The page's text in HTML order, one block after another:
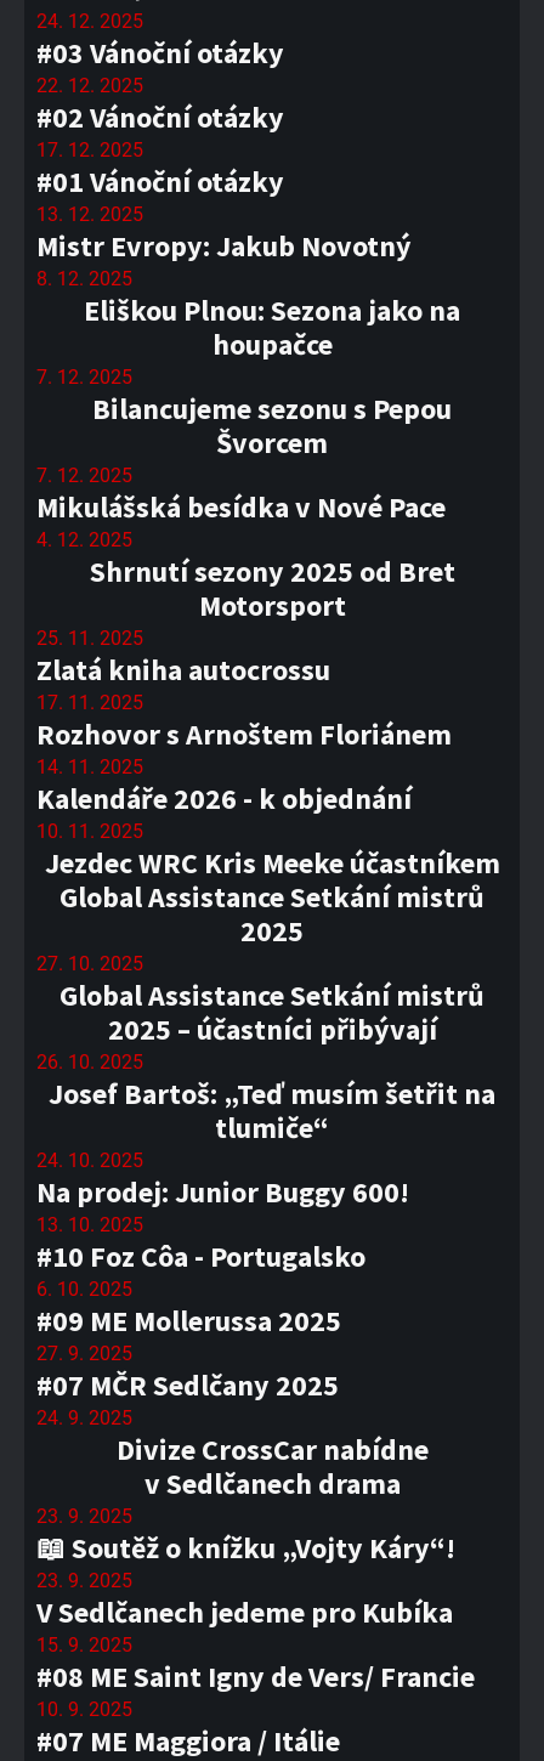
24. 12. 2025
#03 Vánoční otázky
22. 12. 2025
#02 Vánoční otázky
17. 12. 2025
#01 Vánoční otázky
13. 12. 2025
Mistr Evropy: Jakub Novotný
8. 12. 2025
Eliškou Plnou: Sezona jako na
houpačce
7. 12. 2025
Bilancujeme sezonu s Pepou
Švorcem
7. 12. 2025
Mikulášská besídka v Nové Pace
4. 12. 2025
Shrnutí sezony 2025 od Bret
Motorsport
25. 11. 2025
Zlatá kniha autocrossu
17. 11. 2025
Rozhovor s Arnoštem Floriánem
14. 11. 2025
Kalendáře 2026 - k objednání
10. 11. 2025
Jezdec WRC Kris Meeke účastníkem
Global Assistance Setkání mistrů
2025
27. 10. 2025
Global Assistance Setkání mistrů
2025 – účastníci přibývají
26. 10. 2025
Josef Bartoš: „Teď musím šetřit na
tlumiče“
24. 10. 2025
Na prodej: Junior Buggy 600!
13. 10. 2025
#10 Foz Côa - Portugalsko
6. 10. 2025
#09 ME Mollerussa 2025
27. 9. 2025
#07 MČR Sedlčany 2025
24. 9. 2025
Divize CrossCar nabídne
v Sedlčanech drama
23. 9. 2025
📖 Soutěž o knížku „Vojty Káry“!
23. 9. 2025
V Sedlčanech jedeme pro Kubíka
15. 9. 2025
#08 ME Saint Igny de Vers/ Francie
10. 9. 2025
#07 ME Maggiora / Itálie